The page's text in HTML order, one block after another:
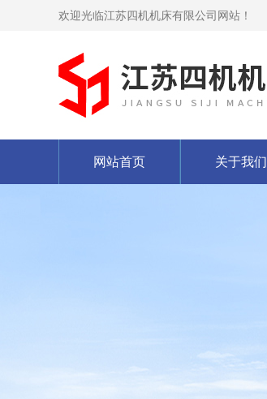
欢迎光临江苏四机机床有限公司网站！
网站首页 关于我们